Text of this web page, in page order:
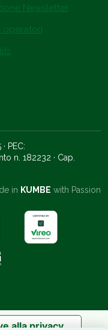
Newsletter
operatori
PEC:
n. 182232 · Cap.
in KUMBE with Passion
alla privacy